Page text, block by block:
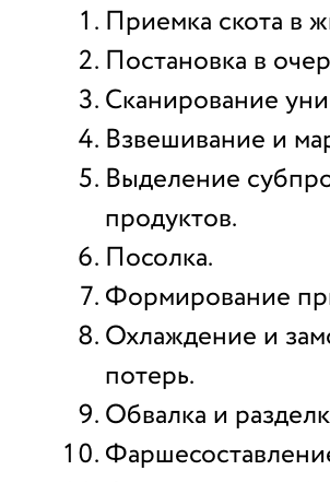
Приемка скота в
Постановка в
Сканирование
Взвешивание и
Выделение
продуктов.
Посолка.
Формирование
Охлаждение и
потерь.
Обвалка и